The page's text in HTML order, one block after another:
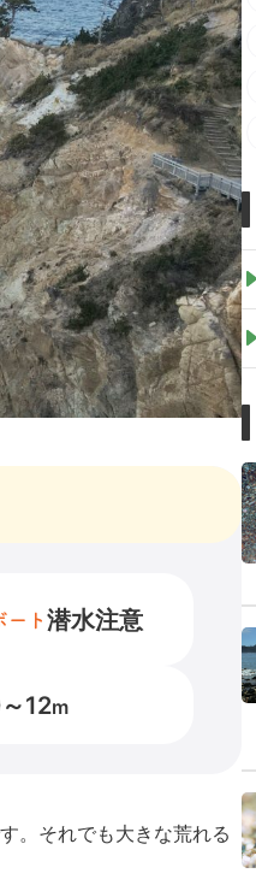
ート 潜水注意
12m
。それでも大きな荒れる